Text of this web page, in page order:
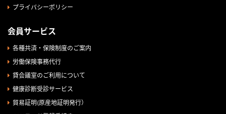
プライバシーポリシー
会員サービス
各種共済・保険制度のご案内
労働保険事務代行
貸会議室のご利用について
健康診断受診サービス
貿易証明(原産地証明発行）